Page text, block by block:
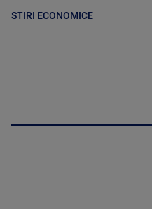
STIRI ECONOMICE